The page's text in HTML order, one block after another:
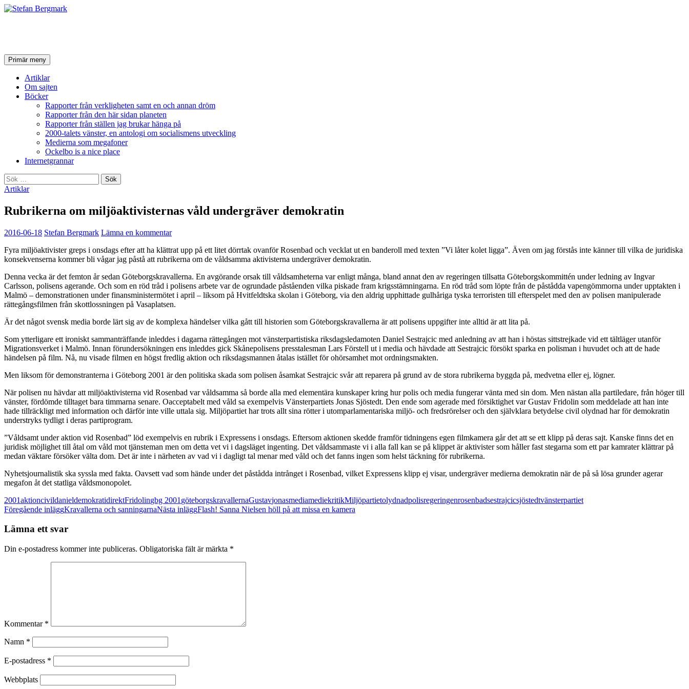
SökPrimär meny Hoppa
till
innehåll
Artiklar
Om sajten
Böcker
Rapporter från verkligheten samt en och annan dröm
Rapporter från den här sidan planeten
Rapporter från ställen jag brukar hänga på
2000-talets vänster, en antologi om socialismens utveckling
Medierna som megafoner
Ockelbo is a nice place
Internetgrannar
Sök
efter:
Artiklar
Rubrikerna om miljöaktivisternas våld undergräver demokratin
2016-06-18 Stefan Bergmark Lämna en kommentar
Fyra miljöaktivister greps i onsdags efter att ha klättrat upp på ett litet dörrtak ovanför Rosenbad och vecklat ut en banderoll med texten ”Vi låter kolet ligga”. Även om jag förstås inte känner till vilka de juridiska
konsekvenserna kommer bli vågar jag påstå att rubrikerna om de våldsamma aktivisterna undergräver demokratin.
Denna vecka är det femton år sedan Göteborgskravallerna. En avgörande orsak till våldsamheterna var enligt många, bland annat den av regeringen tillsatta Göteborgskommittén under ledning av Ingvar
Carlsson, polisens agerande. Och som en röd tråd i polisens arbete var de ogrundade påståenden vilka piskade fram krigsstämningarna. En röd tråd som löpte från de påstådda vapengömmorna under upptakten i
Malmö – demonstrationen under finansministermötet i april – liksom på Hvitfeldtska skolan i Göteborg, via den aldrig upphittade gulhåriga tyska terroristen till efterspelet med den av polisen manipulerade
rättegångsfilmen från skottlossningen på Vasaplatsen.
Är det något svensk media borde lärt sig av de komplexa händelser vilka gått till historien som Göteborgskravallerna är att polisens uppgifter inte alltid är att lita på.
Som ytterligare ett ironiskt sammanträffande inleddes i dagarna rättegången mot vänsterpartistiska riksdagsledamoten Daniel Sestrajcic med anledning av att han i höstas sittstrejkade vid ett tältläger utanför
Migrationsverket i Malmö. Innan förundersökningen ens inleddes gick Skånepolisens presstalesman Lars Förstell ut i media och hävdade att Sestrajcic försökt sparka en polisman i huvudet och att de hade
händelsen på film. Nå, nu visade filmen en högst fredlig aktion och riksdagsmannen åtalas istället för ohörsamhet mot ordningsmakten.
Men liksom för demonstranterna i Göteborg 2001 är den politiska skada som polisen åsamkat Sestrajcic svår att reparera på grund av de stora rubrikerna byggda på, medvetna eller ej, lögner.
När polisen nu hävdar att miljöaktivisterna vid Rosenbad var våldsamma så borde alla med elementära kunskaper kring hur polis och media fungerar vänta med sin dom. Men nästan alla partiledare, från höger till
vänster, fördömde tilltaget bara timmarna senare. Oacceptabelt med våld sa exempelvis Vänsterpartiets Jonas Sjöstedt. Den ende som agerade med försiktighet var Gustav Fridolin som meddelade att han inte
hade tillräckligt med information och därför inte ville uttala sig. Miljöpartiet har trots allt sina rötter i utomparlamentariska miljö- och fredsrörelser och den självklara betydelse civil olydnad har för demokratin
understryks tydligt i deras partiprogram.
”Våldsamt under aktion vid Rosenbad” löd exempelvis en rubrik i Expressens i onsdags. Eftersom aktionen skedde framför tidningens egen filmkamera går det att se ett klipp på deras sajt. Kanske finns det en
juridisk möjlighet till åtal om våld mot tjänsteman men om detta vet vi i dagsläget ingenting. Det våldsammaste vi i alla fall kan se på klippet är aktivister som håller fast stegarna som ett par kamrater klättrar på
medan väktare försöker välta dom. Det är inte i närheten av vad vi i dagligt tal menar med våld och det fanns ingen som helst täckning för rubrikerna.
Nyhetsjournalistik ska syssla med fakta. Oavsett vad som hände under det påstådda intrånget i Rosenbad, vilket Expressens klipp ej visar, undergräver medierna demokratin när de på så lösa grunder agerar
megafon åt det statliga våldsmonopolet.
2001aktioncivildanieldemokratidirektFridolingbg 2001 göteborgskravallernaGustavjonasmediamediekritikMiljöpartietolydnadpolisregeringenrosenbadsestrajcicsjöstedtvänsterpartiet
Inläggsnavigering
Föregående inläggKravallerna och sanningarnaNästa inläggFlash! Sanna Nielsen höll på att missa en kamera
Lämna ett svar
Din e-postadress kommer inte publiceras. Obligatoriska fält är märkta *
Kommentar *
Namn *
E-postadress *
Webbplats